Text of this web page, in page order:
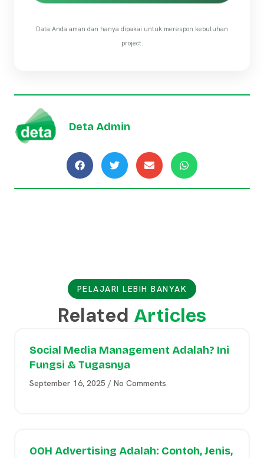
Data Anda aman dan hanya dipakai untuk merespon kebutuhan
project.
Deta Admin
PELAJARI LEBIH BANYAK
Related Articles
Social Media Management Adalah? Ini
Fungsi & Tugasnya
September 16, 2025 No Comments
OOH Advertising Adalah: Contoh, Jenis,